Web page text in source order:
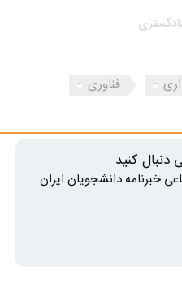
فناوری
دنبال کنید
خبرنامه دانشجویان ایران